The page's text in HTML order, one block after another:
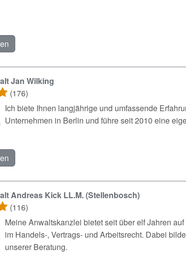
Jan Wilking
(176)
Ich biete Ihnen langjährige und umfassende
Unternehmen in Berlin und führe seit 2010 eine
Andreas Kick LL.M. (Stellenbosch)
(116)
Meine Anwaltskanzlei bietet seit über elf Jahren
im Handels-, Vertrags- und Arbeitsrecht. Dabei
unserer Beratung.